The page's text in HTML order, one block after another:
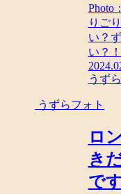
Photo
りご
い？
い？
うず
うずらフォト
ロ
き
で